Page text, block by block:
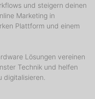
und steigern deinen
Marketing in
Plattform und einem
Lösungen vereinen
Technik und helfen
digitalisieren.